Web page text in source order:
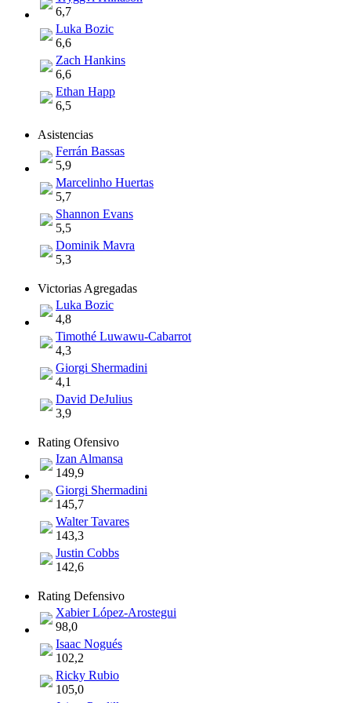
6,7
Luka Bozic
6,6
Zach Hankins
6,6
Ethan Happ
6,5
Asistencias
Ferrán Bassas
5,9
Marcelinho Huertas
5,7
Shannon Evans
5,5
Dominik Mavra
5,3
Victorias Agregadas
Luka Bozic
4,8
Timothé Luwawu-Cabarrot
4,3
Giorgi Shermadini
4,1
David DeJulius
3,9
Rating Ofensivo
Izan Almansa
149,9
Giorgi Shermadini
145,7
Walter Tavares
143,3
Justin Cobbs
142,6
Rating Defensivo
Xabier López-Arostegui
98,0
Isaac Nogués
102,2
Ricky Rubio
105,0